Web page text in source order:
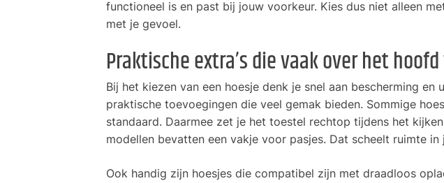
functioneel is en past bij jouw voorkeur. Kies dus niet alleen
met je gevoel.
Praktische extra’s die vaak over het
Bij het kiezen van een hoesje denk je snel aan bescherming en
praktische toevoegingen die veel gemak bieden. Sommige
standaard. Daarmee zet je het toestel rechtop tijdens het
modellen bevatten een vakje voor pasjes. Dat scheelt ruimte
Ook handig zijn hoesjes die compatibel zijn met draadloos